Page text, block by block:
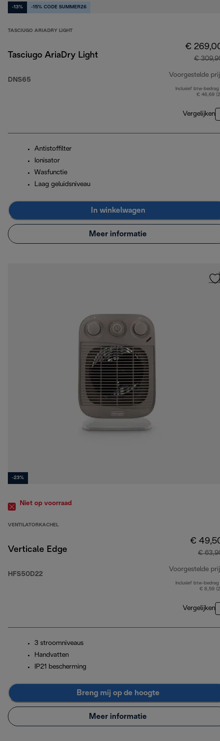
-13% -15% CODE SUMMER26
TASCIUGO ARIADRY LIGHT
Tasciugo AriaDry Light
DNS65
€
€
Voorgestelde
Inclusief btw-bedrag
€ 46,69
Vergelijken
Antistoffilter
Ionisator
Wasfunctie
Laag geluidsniveau
In winkelwagen
Meer informatie
-23%
Niet op voorraad
VENTILATORKACHEL
Verticale Edge
HFS50D22
€
€
Voorgestelde
Inclusief btw-bedrag
€ 8,59
Vergelijken
3 stroomniveaus
Handvatten
IP21 bescherming
Breng mij op de hoogte
Meer informatie